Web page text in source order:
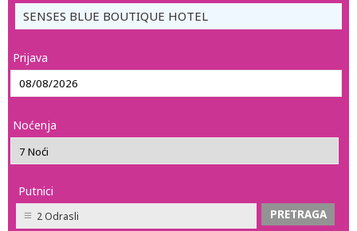
SENSES BLUE BOUTIQUE HOTEL
Prijava
Noćenja
Putnici
2 Odrasli